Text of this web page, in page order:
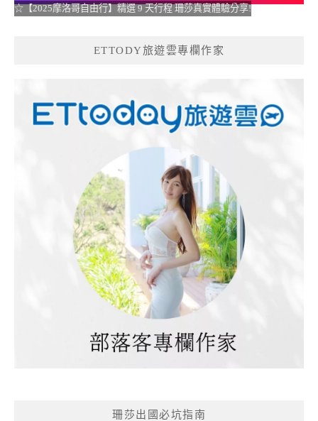
☆【2025摩洛哥自由行】精選 9 天行程 珊莎真實體驗分享!
ETTODY旅遊雲專欄作家
珊莎出國必坑指南